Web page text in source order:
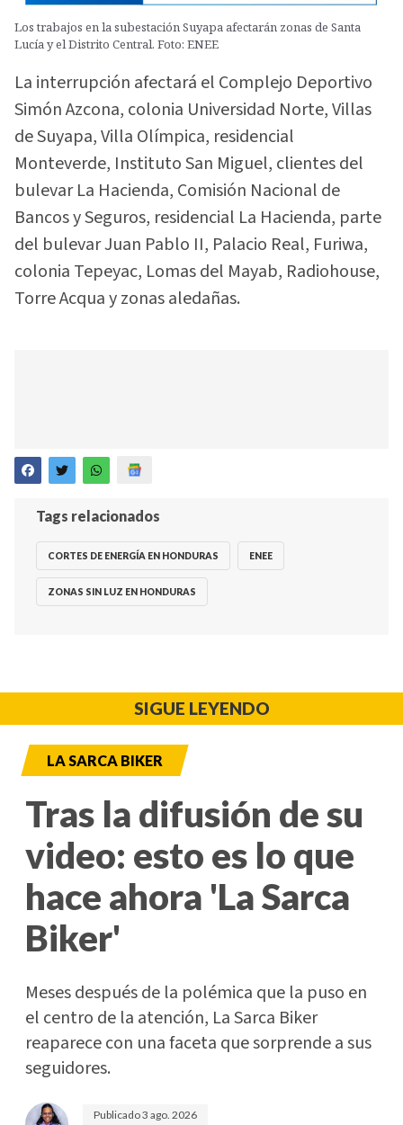
Los trabajos en la subestación Suyapa afectarán zonas de Santa
Lucía y el Distrito Central. Foto: ENEE
La interrupción afectará el Complejo Deportivo
Simón Azcona, colonia Universidad Norte, Villas
de Suyapa, Villa Olímpica, residencial
Monteverde, Instituto San Miguel, clientes del
bulevar La Hacienda, Comisión Nacional de
Bancos y Seguros, residencial La Hacienda, parte
del bulevar Juan Pablo II, Palacio Real, Furiwa,
colonia Tepeyac, Lomas del Mayab, Radiohouse,
Torre Acqua y zonas aledañas.
Tags relacionados
CORTES DE ENERGÍA EN HONDURAS ENEE
ZONAS SIN LUZ EN HONDURAS
SIGUE LEYENDO
LA SARCA BIKER
Tras la difusión de su
video: esto es lo que
hace ahora 'La Sarca
Biker'
Meses después de la polémica que la puso en
el centro de la atención, La Sarca Biker
reaparece con una faceta que sorprende a sus
seguidores.
Publicado3 ago. 2026